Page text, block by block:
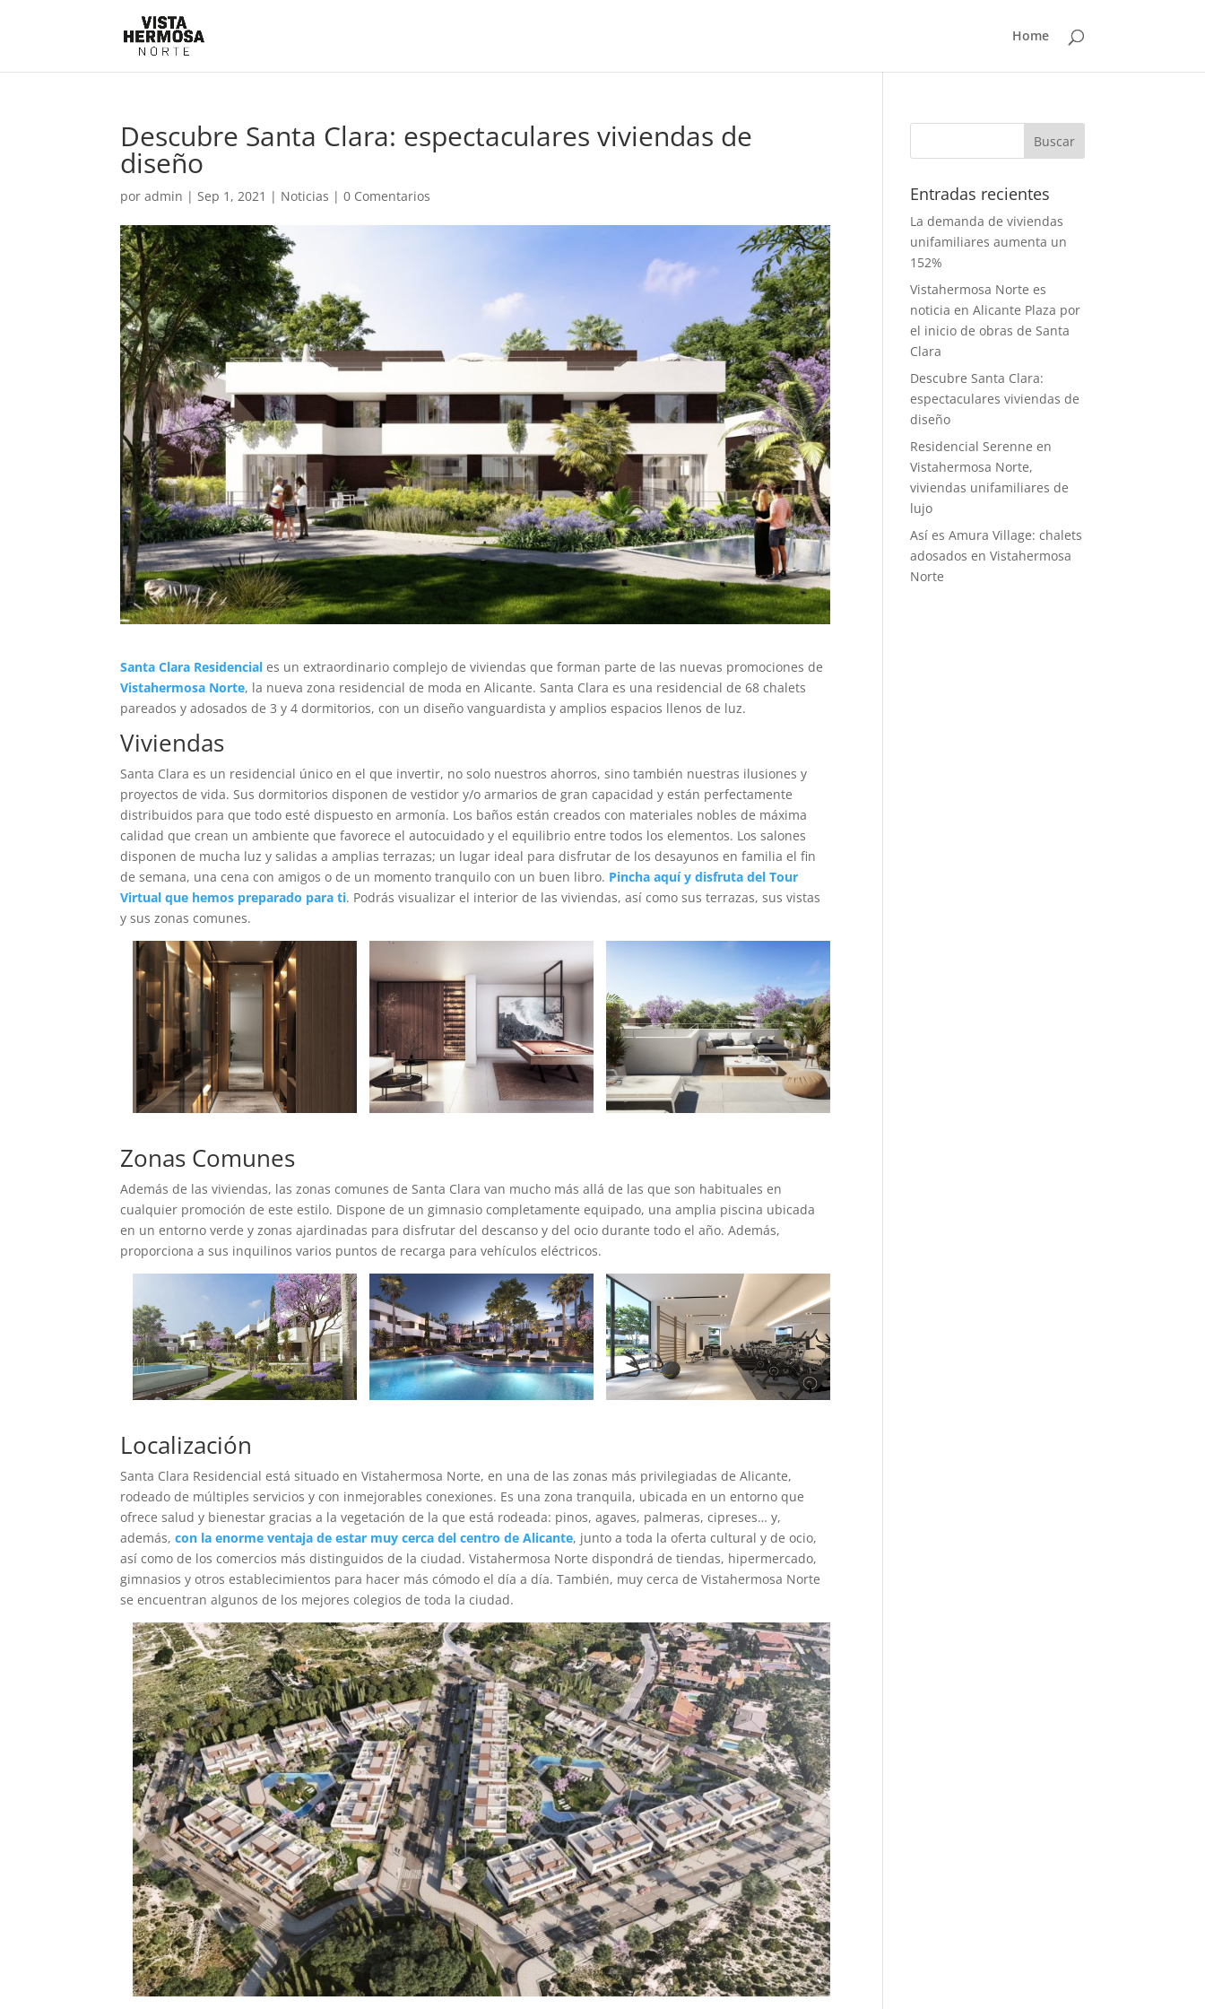
Home
Descubre Santa Clara: espectaculares viviendas de
diseño
poradmin |Sep 1, 2021 | Noticias |0 Comentarios
Santa Clara Residencial es un extraordinario complejo de viviendas que forman parte de las nuevas promociones de
Vistahermosa Norte, la nueva zona residencial de moda en Alicante. Santa Clara es una residencial de 68 chalets
pareados y adosados de 3 y 4 dormitorios, con un diseño vanguardista y amplios espacios llenos de luz.
Viviendas
Santa Clara es un residencial único en el que invertir, no solo nuestros ahorros, sino también nuestras ilusiones y
proyectos de vida. Sus dormitorios disponen de vestidor y/o armarios de gran capacidad y están perfectamente
distribuidos para que todo esté dispuesto en armonía. Los baños están creados con materiales nobles de máxima
calidad que crean un ambiente que favorece el autocuidado y el equilibrio entre todos los elementos. Los salones
disponen de mucha luz y salidas a amplias terrazas; un lugar ideal para disfrutar de los desayunos en familia el fin
de semana, una cena con amigos o de un momento tranquilo con un buen libro. Pincha aquí y disfruta del Tour
Virtual que hemos preparado para ti. Podrás visualizar el interior de las viviendas, así como sus terrazas, sus vistas
y sus zonas comunes.
Zonas Comunes
Además de las viviendas, las zonas comunes de Santa Clara van mucho más allá de las que son habituales en
cualquier promoción de este estilo. Dispone de un gimnasio completamente equipado, una amplia piscina ubicada
en un entorno verde y zonas ajardinadas para disfrutar del descanso y del ocio durante todo el año. Además,
proporciona a sus inquilinos varios puntos de recarga para vehículos eléctricos.
Localización
Santa Clara Residencial está situado en Vistahermosa Norte, en una de las zonas más privilegiadas de Alicante,
rodeado de múltiples servicios y con inmejorables conexiones. Es una zona tranquila, ubicada en un entorno que
ofrece salud y bienestar gracias a la vegetación de la que está rodeada: pinos, agaves, palmeras, cipreses… y,
además,con la enorme ventaja de estar muy cerca del centro de Alicante, junto a toda la oferta cultural y de ocio,
así como de los comercios más distinguidos de la ciudad. Vistahermosa Norte dispondrá de tiendas, hipermercado,
gimnasios y otros establecimientos para hacer más cómodo el día a día. También, muy cerca de Vistahermosa Norte
se encuentran algunos de los mejores colegios de toda la ciudad.
Entradas recientes
La demanda de viviendas
unifamiliares aumenta un
152%
Vistahermosa Norte es
noticia en Alicante Plaza por
el inicio de obras de Santa
Clara
Descubre Santa Clara:
espectaculares viviendas de
diseño
Residencial Serenne en
Vistahermosa Norte,
viviendas unifamiliares de
lujo
Así es Amura Village: chalets
adosados en Vistahermosa
Norte